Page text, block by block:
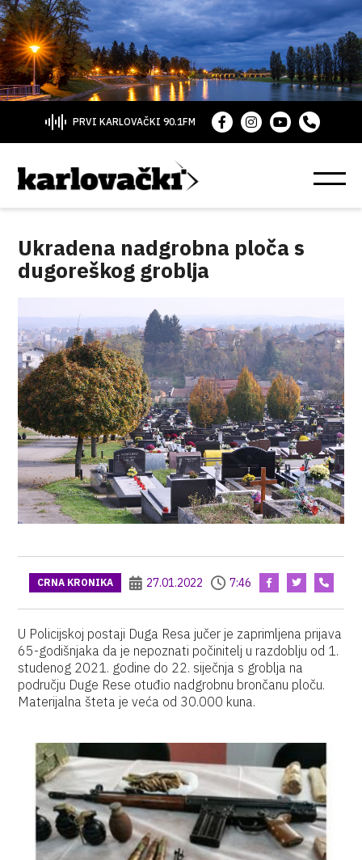
PRVI KARLOVAČKI 90.1FM
Ukradena nadgrobna ploča s
dugoreškog groblja
CRNA KRONIKA 27.01.2022 7:46
U Policijskoj postaji Duga Resa jučer je zaprimljena prijava
65-godišnjaka da je nepoznati počinitelj u razdoblju od 1.
studenog 2021. godine do 22. siječnja s groblja na
području Duge Rese otuđio nadgrobnu brončanu ploču.
Materijalna šteta je veća od 30.000 kuna.